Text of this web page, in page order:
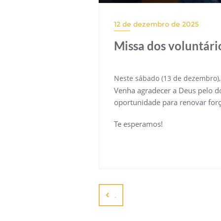
12 de dezembro de 2025
Missa dos
Neste sábado (13 de
Venha agradecer a Deus pelo
oportunidade para renovar
Te esperamos!
Navegação
de.